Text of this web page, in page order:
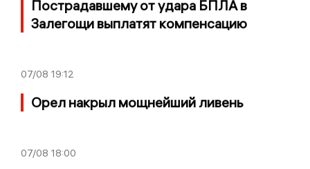
Пострадавшему от удара БПЛА в
Залегощи выплатят компенсацию
07/08 19:12
Орел накрыл мощнейший ливень
07/08 18:00